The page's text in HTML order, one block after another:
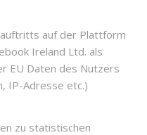
auf der Plattform
Ireland Ltd. als
EU Daten des Nutzers
IP-Adresse etc.)
zu statistischen